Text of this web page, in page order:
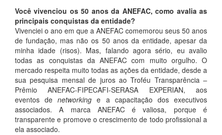
Você vivenciou os 50 anos da ANEFAC, como avalia as
principais conquistas da entidade?
Vivenciei o ano em que a ANEFAC comemorou seus 50 anos
de fundação, mas não os 50 anos da entidade, apesar da
minha idade (risos). Mas, falando agora sério, eu avalio
todas as conquistas da ANEFAC com muito orgulho. O
mercado respeita muito todas as ações da entidade, desde a
sua pesquisa mensal de juros ao Troféu Transparência –
Prêmio ANEFAC-FIPECAFI-SERASA EXPERIAN, aos
eventos denetworking e a capacitação dos executivos
associados. A marca ANEFAC é valiosa, porque é
transparente e promove o crescimento de todo profissional a
ela associado.